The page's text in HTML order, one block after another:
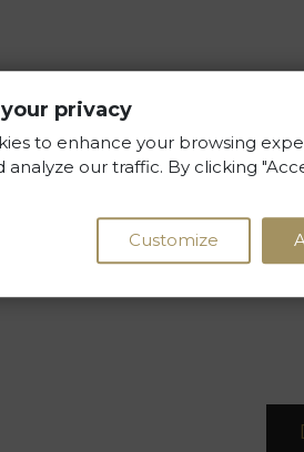
privacy
to enhance your browsing
analyze our traffic. By clicking
Customize